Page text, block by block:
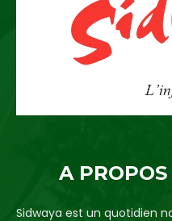
A
Sidwaya est un quotidien